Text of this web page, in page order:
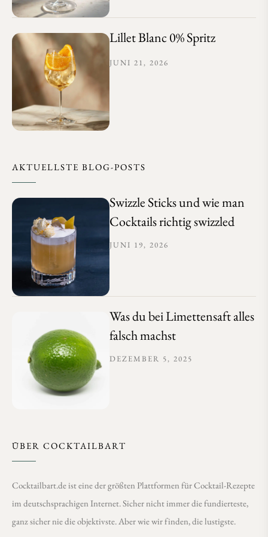
Lillet Blanc 0% Spritz
JUNI 21, 2026
AKTUELLSTE BLOG-POSTS
Swizzle Sticks und wie man
Cocktails richtig swizzled
JUNI 19, 2026
Was du bei Limettensaft alles
falsch machst
DEZEMBER 5, 2025
ÜBER COCKTAILBART
Cocktailbart.de ist eine der größten Plattformen für Cocktail-Rezepte
im deutschsprachigen Internet. Sicher nicht immer die fundierteste,
ganz sicher nie die objektivste. Aber wie wir finden, die lustigste.